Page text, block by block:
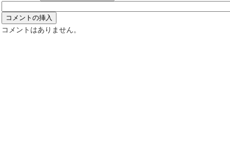
コメントはありません。